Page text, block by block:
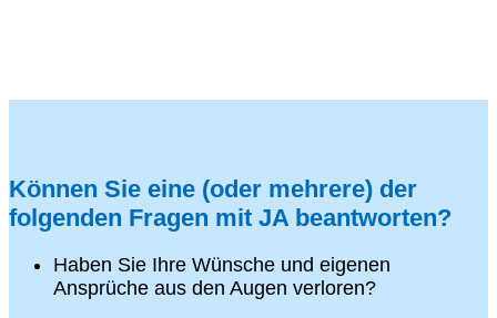
Können Sie eine (oder mehrere) der
folgenden Fragen mit JA beantworten?
Haben Sie Ihre Wünsche und eigenen
Ansprüche aus den Augen verloren?